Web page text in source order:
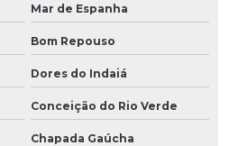
Mar de Espanha
Bom Repouso
Dores do Indaiá
Conceição do Rio Verde
Chapada Gaúcha